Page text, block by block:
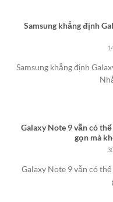
Samsung khẳng định
Samsung khẳng định
Galaxy Note 9 vẫn có
gọn mà
Galaxy Note 9 vẫn có